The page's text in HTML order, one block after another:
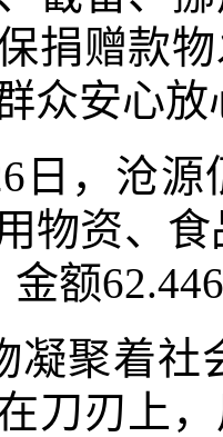
捐赠款
众安心放
日，沧
物资、
金额
凝聚着
刀刃上